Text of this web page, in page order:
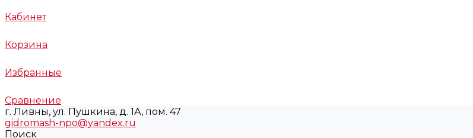
Кабинет
Корзина
Избранные
Сравнение
г. Ливны, ул. Пушкина, д. 1А, пом. 47
gidromash-npo@yandex.ru
Поиск